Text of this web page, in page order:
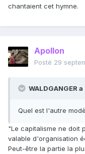
chantaient cet hymne.
Apollon
Posté 29
WALDGANGER
Quel est l'autre
"Le capitalisme ne doit
valable d'organisation
Peut-être la partie la